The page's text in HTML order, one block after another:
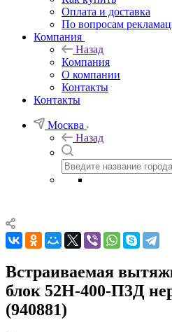
Оплата и доставка
По вопросам
Компания
Назад
Компания
О компании
Контакты
Контакты
Москва
Назад
Встраиваемая
блок 52Н-400-П3Д
(940881)